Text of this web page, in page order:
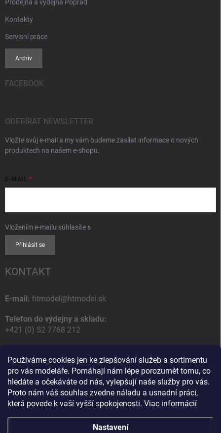
Používáme cookies jen ke zlepšování služeb a sortimentu
pro vás modeláře. Pomáhají nám lépe porozumět tomu, co
hledáte a očekáváte od nás, vylepšují naše služby pro vás.
Proto nám váš souhlas zvedne náladu a usnadní práci,
která povede k vaší vyšší spokojenosti. Viac informácií
Nastavení
Prodejna a výdejna Poprad
Kontakty
Servisní práce
Archiv
FACEBOOK
ODEBÍRAT NEWSLETTER
Vložte svůj e-mail a my vám budeme zasílat informace o nových
produktech na našem e-shopu.
E-MAIL
Vložením e-mailu súhlasíte s
Přihlásit se
KONTAKT
E-mail: htmodel@htmodel.sk
Telefon do výdejny a skladu:
+421 (0) 52 7768 212
HT model
Na letisko 49
058 01 Poprad
Slovenská Republika